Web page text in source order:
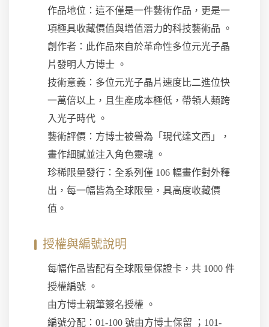
作品地位：這不僅是一件藝術作品，更是一
項極具收藏價值與增值潛力的科技藝術品 。
創作者：此作品來自於革命性多位元光子晶
片發明人方博士 。
技術意義：多位元光子晶片速度比二進位快
一萬倍以上，且生產成本極低，帶領人類跨
入光子時代 。
藝術評價：方博士被譽為「現代達文西」，
畫作細膩並注入角色靈魂 。
珍稀限量發行：全系列僅 106 幅畫作對外釋
出，每一幅皆為全球限量，具高度收藏價
值。
授權與編號說明
每幅作品皆配有全球限量保證卡，共 1000 件
授權編號 。
由方博士親筆簽名授權 。
編號分配：01-100 號由方博士保留 ；101-